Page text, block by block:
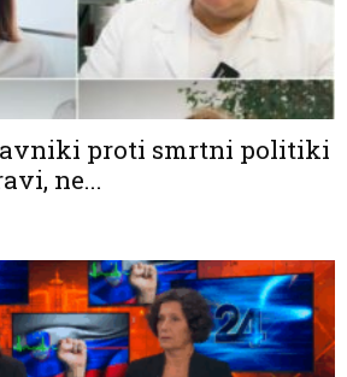
proti smrtni politiki
ne...